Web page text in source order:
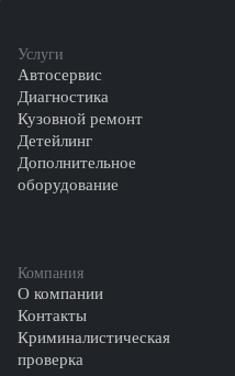
Услуги
Автосервис
Диагностика
Кузовной ремонт
Детейлинг
Дополнительное
оборудование
Компания
О компании
Контакты
Криминалистическая
проверка